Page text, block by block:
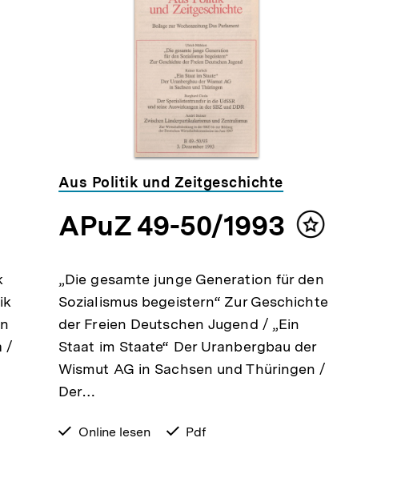
/
Aus Politik und Zeitgeschichte
APuZ 49-50/1993
Inhalt
„Die gesamte junge Generation für den
Sozialismus begeistern“ Zur Geschichte
der Freien Deutschen Jugend / „Ein
Staat im Staate“ Der Uranbergbau der
Wismut AG in Sachsen und Thüringen /
Der…
verfügbar
Online lesen
verfügbar
Pdf